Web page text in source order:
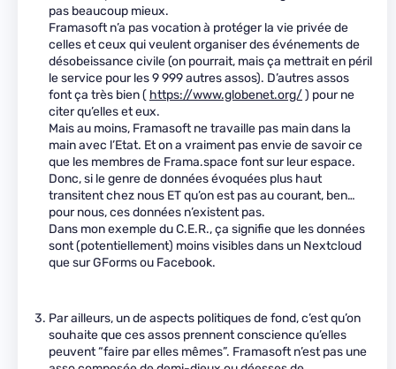
pas beaucoup mieux.
Framasoft n’a pas vocation à protéger la vie privée de
celles et ceux qui veulent organiser des événements de
désobeissance civile (on pourrait, mais ça mettrait en péril
le service pour les 9 999 autres assos). D’autres assos
font ça très bien ( https://www.globenet.org/) pour ne
citer qu’elles et eux.
Mais au moins, Framasoft ne travaille pas main dans la
main avec l’Etat. Et on a vraiment pas envie de savoir ce
que les membres de Frama.space font sur leur espace.
Donc, si le genre de données évoquées plus haut
transitent chez nous ET qu’on est pas au courant, ben…
pour nous, ces données n’existent pas.
Dans mon exemple du C.E.R., ça signifie que les données
sont (potentiellement) moins visibles dans un Nextcloud
que sur GForms ou Facebook.
Par ailleurs, un de aspects politiques de fond, c’est qu’on
souhaite que ces assos prennent conscience qu’elles
peuvent “faire par elles mêmes”. Framasoft n’est pas une